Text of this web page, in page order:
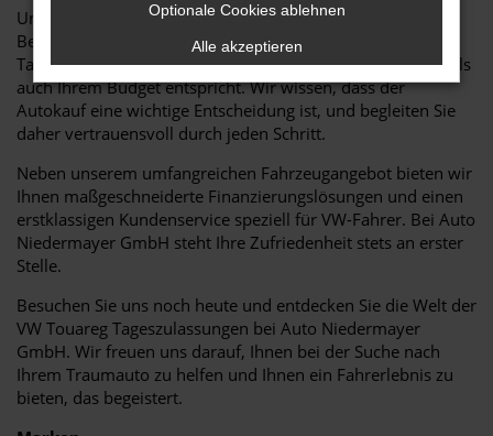
Unser engagiertes Team unterstützt Sie mit kompetenter
Beratung, damit Sie genau das passende VW Touareg mit
Tageszulassung finden, das sowohl Ihren Anforderungen als
auch Ihrem Budget entspricht. Wir wissen, dass der
Autokauf eine wichtige Entscheidung ist, und begleiten Sie
daher vertrauensvoll durch jeden Schritt.
Neben unserem umfangreichen Fahrzeugangebot bieten wir
Ihnen maßgeschneiderte Finanzierungslösungen und einen
erstklassigen Kundenservice speziell für VW-Fahrer. Bei Auto
Niedermayer GmbH steht Ihre Zufriedenheit stets an erster
Stelle.
Besuchen Sie uns noch heute und entdecken Sie die Welt der
VW Touareg Tageszulassungen bei Auto Niedermayer
GmbH. Wir freuen uns darauf, Ihnen bei der Suche nach
Ihrem Traumauto zu helfen und Ihnen ein Fahrerlebnis zu
bieten, das begeistert.
Optionale Cookies ablehnen
Alle akzeptieren